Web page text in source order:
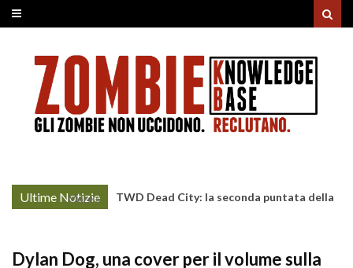
Ultime Notizie
More »
TWD Dead City: la seconda puntata della
Dylan Dog, una cover per il volume sulla